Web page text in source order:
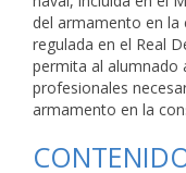
del armamento en la
regulada en el Real
permita al alumnado
profesionales
armamento en la